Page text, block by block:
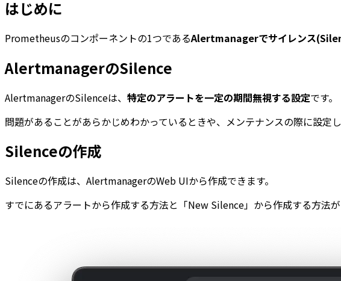
はじめに
Prometheusのコンポーネントの1つであるAlertmanagerでサイレンス
AlertmanagerのSilence
AlertmanagerのSilenceは、 特定のアラートを一定の期間無視する設定です。
問題があることがあらかじめわかっているときや、メンテナンスの際に設定
Silenceの作成
Silenceの作成は、AlertmanagerのWeb UIから作成できます。
すでにあるアラートから作成する方法と「New Silence」から作成する方法が